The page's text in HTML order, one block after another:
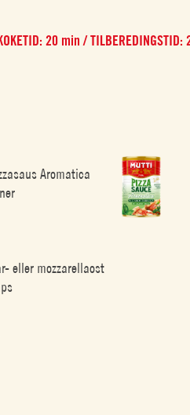
20 min / TILBEREDINGSTID:
Aromatica
eller mozzarellaost